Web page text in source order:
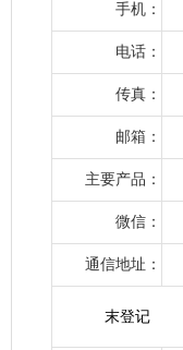
手机：
电话：
传真：
邮箱：
主要产品：
微信：
通信地址：
末登记